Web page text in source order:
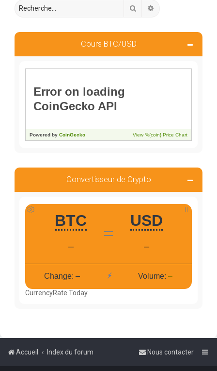
Rechercher
Cours BTC/USD
Convertisseur de Crypto
CurrencyRate.Today
Accueil Index du forum Nous contacter